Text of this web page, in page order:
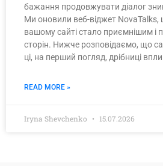
бажання продовжувати діалог
Ми оновили веб-віджет NovaTalks,
вашому сайті стало приємнішим і
сторін. Нижче розповідаємо, що
ці, на перший погляд, дрібниці
READ MORE »
Iryna Shevchenko 15.07.2026